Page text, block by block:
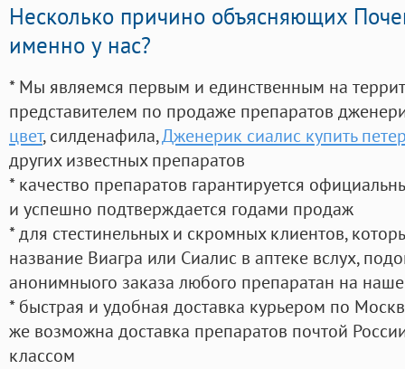
Несколько причино объясняющих
именно у нас?
* Мы являемся первым и единственным на
представителем по продаже препаратов
цвет, силденафила,Дженерик сиалис купить
других известных препаратов
* качество препаратов гарантируется
и успешно подтверждается годами продаж
* для стестинельных и скромных клиентов,
название Виагра или Сиалис в аптеке вслух,
анонимныого заказа любого препаратан на
* быстрая и удобная доставка курьером по
же возможна доставка препаратов почтой
классом